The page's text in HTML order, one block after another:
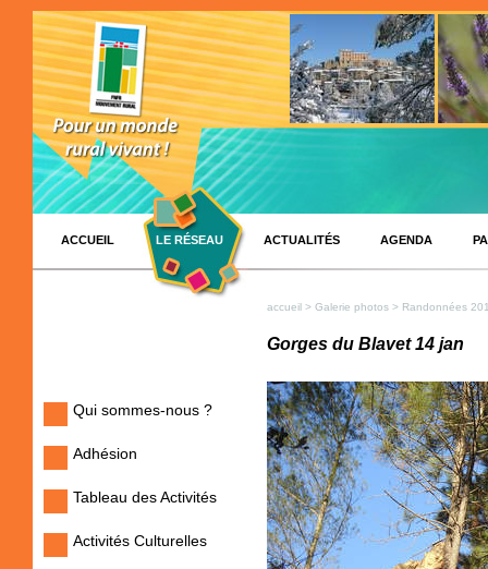
ACCUEIL LE RÉSEAU ACTUALITÉS AGENDA
Qui sommes-nous ?
Adhésion
Tableau des Activités
Activités Culturelles
accueil > Galerie photos > Randonnées
Gorges du Blavet 14 jan